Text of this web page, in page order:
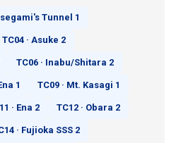
Tunnel 1
TC04 · Asuke 2
TC06 · Inabu/Shitara 2
1 TC09 · Mt. Kasagi 1
· Ena 2 TC12 · Obara 2
· Fujioka SSS 2